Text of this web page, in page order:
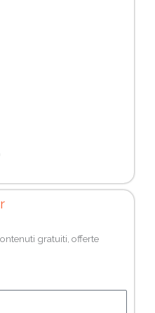
gratuiti, offerte